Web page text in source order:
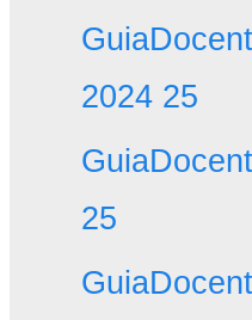
2024 25
25